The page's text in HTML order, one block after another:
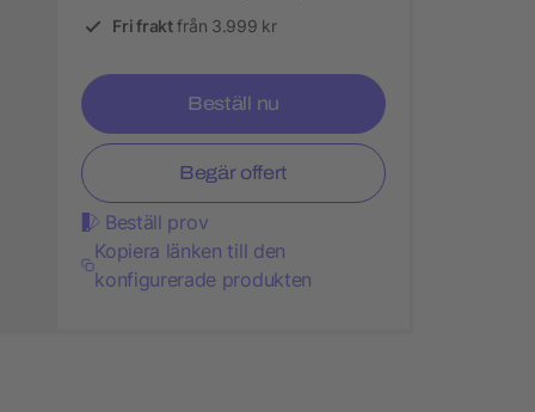
Fri fraktfrån 3.999 kr
Beställ nu
Begär offert
Beställ prov
Kopiera länken till den
konfigurerade produkten